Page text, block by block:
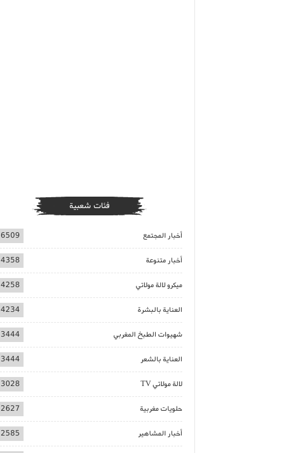
فئات شعبية
أخبار المجتمع 6509
أخبار متنوعة 4358
ميكرو لالة مولاتي 4258
العناية بالبشرة 4234
شهيوات الطبخ المغربي 3444
العناية بالشعر 3444
لالة مولاتي TV 3028
حلويات مغربية 2627
أخبار المشاهير 2585